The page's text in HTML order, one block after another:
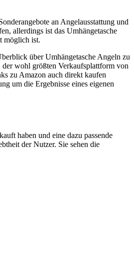
an Angelausstattung und
allerdings ist das Umhängetasche
möglich ist.
über Umhängetasche Angeln zu
der wohl größten Verkaufsplattform von
zu Amazon auch direkt kaufen
um die Ergebnisse eines eigenen
haben und eine dazu passende
der Nutzer. Sie sehen die